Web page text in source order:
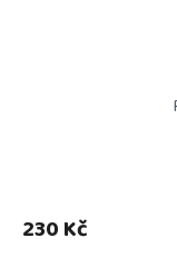
230 Kč